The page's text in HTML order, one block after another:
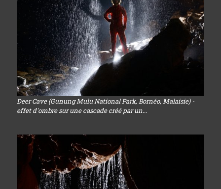
Deer Cave (Gunung Mulu National Park, Bornéo, Malaisie) -
effet d'ombre sur une cascade créé par un...